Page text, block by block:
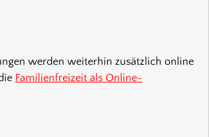
werden weiterhin zusätzlich online
Familienfreizeit als Online-